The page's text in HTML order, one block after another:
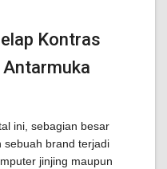
Kontras
ini, sebagian besar
sebuah brand terjadi
jinjing maupun